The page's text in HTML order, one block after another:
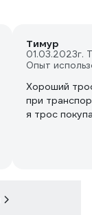
Тимур
01.03.2023г.
Опыт
Хороший
при
я трос